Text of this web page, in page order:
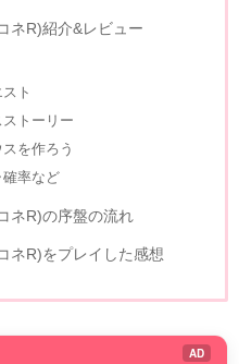
ネR)紹介&レビュー
ト
ストーリー
を作ろう
確率など
ネR)の序盤の流れ
ネR)をプレイした感想
AD